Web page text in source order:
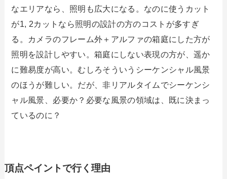
なエリアなら、照明も広大になる。なのに使うカット
が1, 2カットなら照明の設計の方のコストが多すぎ
る。カメラのフレーム外＋アルファの箱庭にした方が
照明を設計しやすい。箱庭にしない表現の方が、遥か
に難易度が高い。むしろそういうシーケンシャル風景
のほうが難しい。だが、非リアルタイムでシーケンシ
ャル風景、必要か？必要な風景の領域は、既に決まっ
ているのに？
頂点ペイントで行く理由